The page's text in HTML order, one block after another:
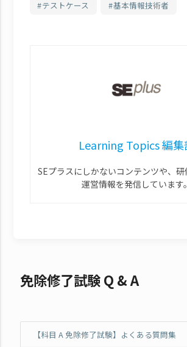
テストケース 基本情報技術者
Learning Topics 編集
SEプラスにしかないコンテンツや、
運営情報を発信しています。
免除修了試験 Q & A
【科目 A 免除修了試験】よくある質問集